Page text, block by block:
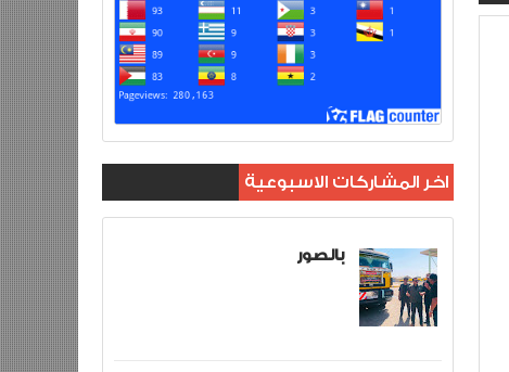
اخر المشاركات الاسبوعية
بالصور